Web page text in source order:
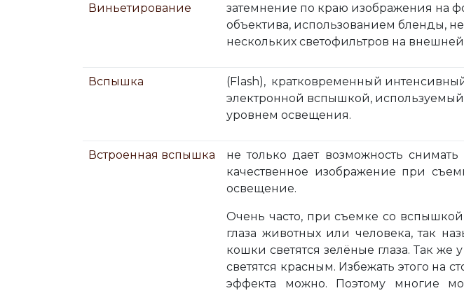
Виньетирование
затемнение по краю изображения на
объектива, использованием бленды,
нескольких светофильтров на
Вспышка
(Flash), кратковременный
электронной вспышкой,
уровнем освещения.
Встроенная вспышка
не только дает возможность
качественное изображение при
освещение.
Очень часто, при съемке со
глаза животных или человека, так
кошки светятся зелёные глаза. Так же
светятся красным. Избежать этого на
эффекта можно. Поэтому многие